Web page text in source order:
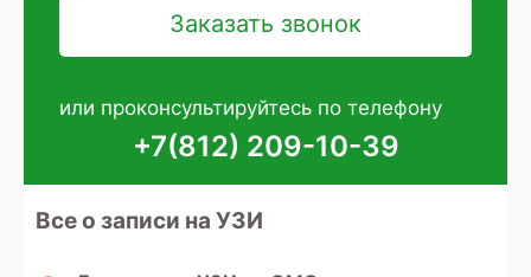
или проконсультируйтесь по телефону
+7(812) 209-10-39
Все о записи на УЗИ